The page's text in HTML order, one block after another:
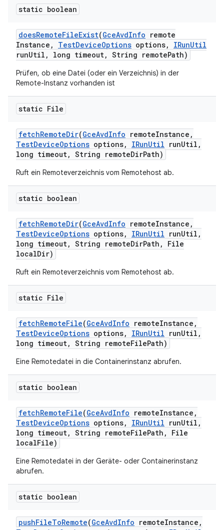
static boolean
doesRemoteFileExist(GceAvdInfo remote
Instance , TestDeviceOptions options, IRunUtil
runUtil , long timeout, String remotePath)
Prüfen, ob eine Datei (oder ein Verzeichnis) in der
Remote-Instanz vorhanden ist
static File
fetchRemoteDir(GceAvdInfo remoteInstance ,
TestDeviceOptions options, IRunUtil runUtil ,
long timeout, String remoteDirPath)
Ruft ein Remoteverzeichnis vom Remotehost ab.
static boolean
fetchRemoteDir(GceAvdInfo remoteInstance ,
TestDeviceOptions options, IRunUtil runUtil ,
long timeout, String remoteDirPath ,
File
localDir)
Ruft ein Remoteverzeichnis vom Remotehost ab.
static File
fetchRemoteFile(GceAvdInfo remoteInstance ,
TestDeviceOptions options, IRunUtil runUtil ,
long timeout, String remoteFilePath)
Eine Remotedatei in die Containerinstanz abrufen.
static boolean
fetchRemoteFile(GceAvdInfo remoteInstance ,
TestDeviceOptions options, IRunUtil runUtil ,
long timeout, String remoteFilePath ,
File
localFile)
Eine Remotedatei in der Geräte- oder Containerinstanz
abrufen.
static boolean
pushFileToRemote(GceAvdInfo remoteInstance ,